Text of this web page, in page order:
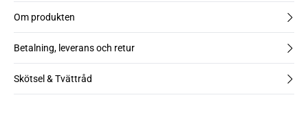
Om produkten
Betalning, leverans och retur
Skötsel & Tvättråd